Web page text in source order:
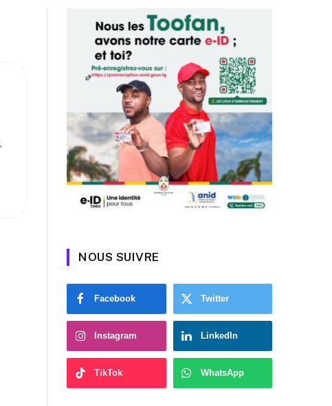
NOUS SUIVRE
Facebook Twitter
Instagram LinkedIn
TikTok WhatsApp